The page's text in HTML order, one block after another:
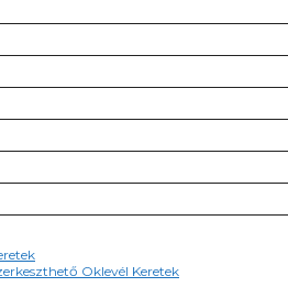
Oklevél Keretek